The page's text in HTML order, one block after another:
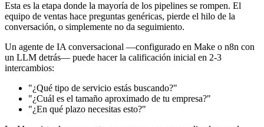
Esta es la etapa donde la mayoría de los pipelines se rompen. El
equipo de ventas hace preguntas genéricas, pierde el hilo de la
conversación, o simplemente no da seguimiento.
Un agente de IA conversacional —configurado en Make o n8n con
un LLM detrás— puede hacer la calificación inicial en 2-3
intercambios:
"¿Qué tipo de servicio estás buscando?"
"¿Cuál es el tamaño aproximado de tu empresa?"
"¿En qué plazo necesitas esto?"